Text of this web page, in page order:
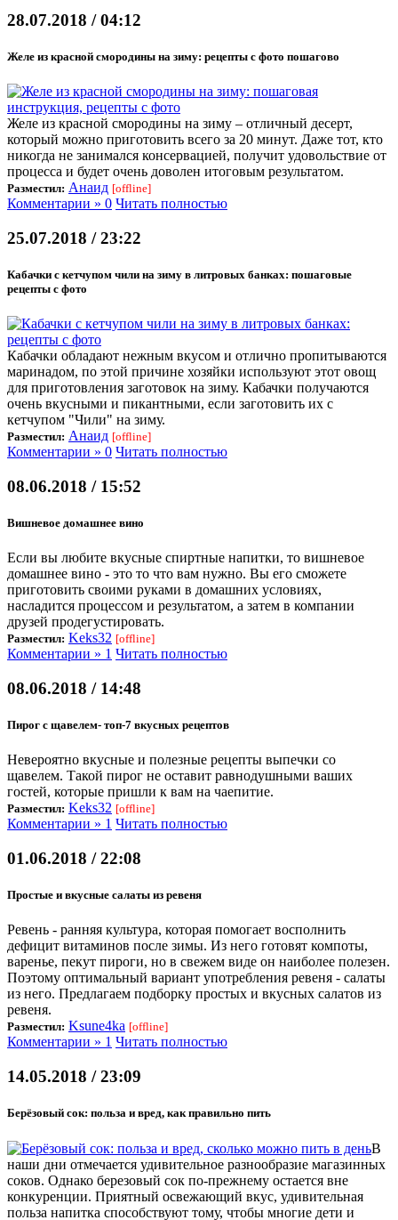
28.07.2018 / 04:12
Желе из красной смородины на зиму: рецепты с фото пошагово
Желе из красной смородины на зиму – отличный десерт,
который можно приготовить всего за 20 минут. Даже тот, кто
никогда не занимался консервацией, получит удовольствие от
процесса и будет очень доволен итоговым результатом.
Разместил: Анаид [offline]
Комментарии » 0 Читать полностью
25.07.2018 / 23:22
Кабачки с кетчупом чили на зиму в литровых банках: пошаговые
рецепты с фото
Кабачки обладают нежным вкусом и отлично пропитываются
маринадом, по этой причине хозяйки используют этот овощ
для приготовления заготовок на зиму. Кабачки получаются
очень вкусными и пикантными, если заготовить их с
кетчупом "Чили" на зиму.
Разместил: Анаид [offline]
Комментарии » 0 Читать полностью
08.06.2018 / 15:52
Вишневое домашнее вино
Если вы любите вкусные спиртные напитки, то вишневое
домашнее вино - это то что вам нужно. Вы его сможете
приготовить своими руками в домашних условиях,
насладится процессом и результатом, а затем в компании
друзей продегустировать.
Разместил: Keks32 [offline]
Комментарии » 1 Читать полностью
08.06.2018 / 14:48
Пирог с щавелем- топ-7 вкусных рецептов
Невероятно вкусные и полезные рецепты выпечки со
щавелем. Такой пирог не оставит равнодушными ваших
гостей, которые пришли к вам на чаепитие.
Разместил: Keks32 [offline]
Комментарии » 1 Читать полностью
01.06.2018 / 22:08
Простые и вкусные салаты из ревеня
Ревень - ранняя культура, которая помогает восполнить
дефицит витаминов после зимы. Из него готовят компоты,
варенье, пекут пироги, но в свежем виде он наиболее полезен.
Поэтому оптимальный вариант употребления ревеня - салаты
из него. Предлагаем подборку простых и вкусных салатов из
ревеня.
Разместил: Ksune4ka [offline]
Комментарии » 1 Читать полностью
14.05.2018 / 23:09
Берёзовый сок: польза и вред, как правильно пить
В
наши дни отмечается удивительное разнообразие магазинных
соков. Однако березовый сок по-прежнему остается вне
конкуренции. Приятный освежающий вкус, удивительная
польза напитка способствуют тому, чтобы многие дети и